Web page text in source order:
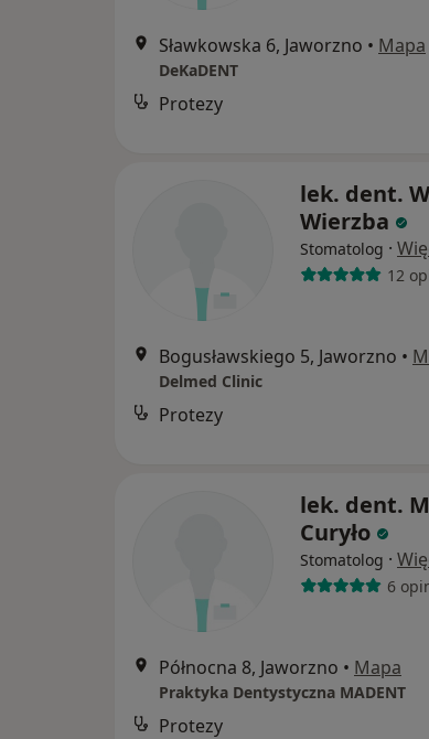
Sławkowska 6, Jaworzno • Mapa
DeKaDENT
Protezy
lek. dent.
Wierzba
Stomatolog ·
12
Bogusławskiego 5, Jaworzno •
Delmed Clinic
Protezy
lek. dent.
Curyło
Stomatolog ·
6
Północna 8, Jaworzno • Mapa
Praktyka Dentystyczna MADENT
Protezy